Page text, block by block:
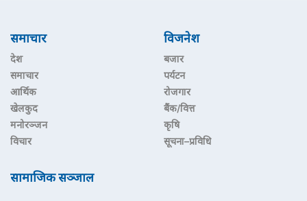
समाचार
देश
समाचार
आर्थिक
खेलकुद
मनोरञ्जन
विचार
विजनेश
बजार
पर्यटन
रोजगार
बैंक/वित्त
कृषि
सूचना–प्रविधि
सामाजिक सञ्जाल